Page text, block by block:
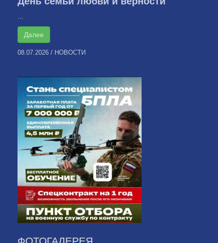
Далее
08.07.2026 / НОВОСТИ
ФОТОГАЛЕРЕЯ